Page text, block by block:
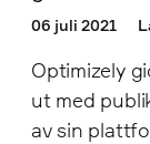
06 juli 2021
Optimizely
ut med
av sin